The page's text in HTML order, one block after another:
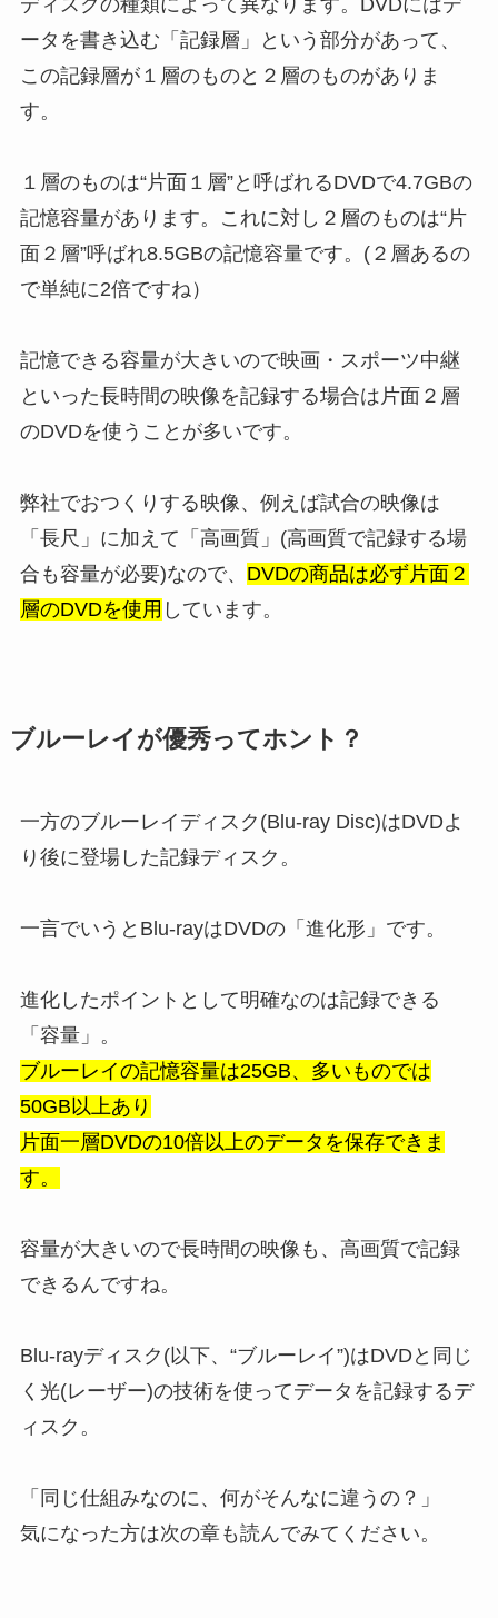
ータを書き込む「記録層」という部分があって、
この記録層が１層のものと２層のものがありま
す。
１層のものは“片面１層”と呼ばれるDVDで4.7GBの
記憶容量があります。これに対し２層のものは“片
面２層”呼ばれ8.5GBの記憶容量です。(２層あるの
で単純に2倍ですね）
記憶できる容量が大きいので映画・スポーツ中継
といった長時間の映像を記録する場合は片面２層
のDVDを使うことが多いです。
弊社でおつくりする映像、例えば試合の映像は
「長尺」に加えて「高画質」(高画質で記録する場
合も容量が必要)なので、 DVDの商品は必ず片面２
層のDVDを使用 しています。
ブルーレイが優秀ってホント？
一方のブルーレイディスク(Blu-ray Disc)はDVDよ
り後に登場した記録ディスク。
一言でいうとBlu-rayはDVDの「進化形」です。
進化したポイントとして明確なのは記録できる
「容量」。
ブルーレイの記憶容量は25GB、多いものでは
50GB以上あり
片面一層DVDの10倍以上のデータを保存できま
す。
容量が大きいので長時間の映像も、高画質で記録
できるんですね。
Blu-rayディスク(以下、“ブルーレイ”)はDVDと同じ
く光(レーザー)の技術を使ってデータを記録するデ
ィスク。
「同じ仕組みなのに、何がそんなに違うの？」
気になった方は次の章も読んでみてください。